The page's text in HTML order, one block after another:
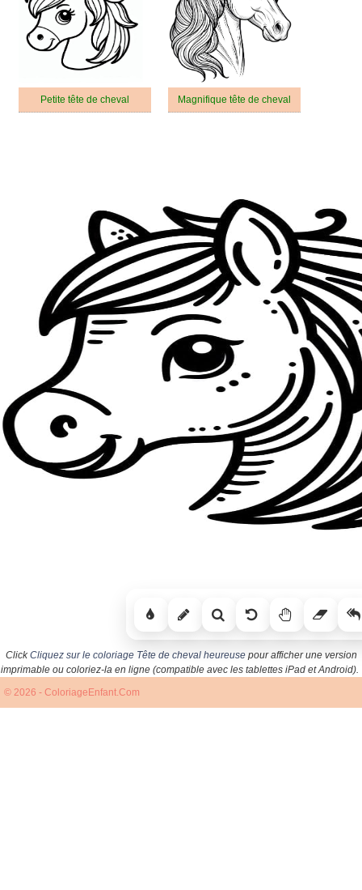
Petite tête de cheval Magnifique tête de cheval
ClickCliquez sur le coloriage Tête de cheval heureusepour afficher une version
imprimable ou coloriez-la en ligne (compatible avec les tablettes iPad et Android).
© 2026 - ColoriageEnfant.Com